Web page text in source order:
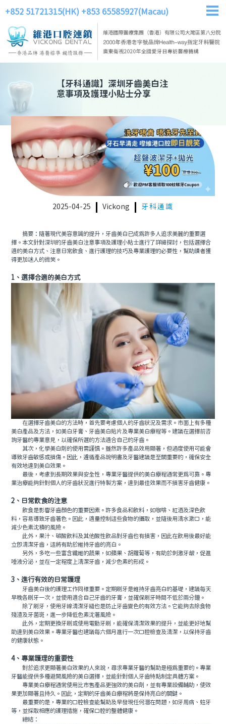
+852 51721315(HK) +853 65585927(Macau)
【牙科通識】 深圳牙齒美白注
意事項及護理小貼士分享
2025-04-25 Vickong 牙科通識
摘要：隨著現代美容意識的提升，牙齒美白已成為許多人追求美麗的重要選
擇。本文針對深圳的牙齒美白注意事項及護理小貼士進行了詳細探討，包括選擇合
適的美白方式、注意日常飲食、進行護理的技巧及專業護理的必要性，幫助讀者獲
得更加迷人的微笑。
1、選擇合適的美白方式
在選擇牙齒美白的方法時，首先要考慮個人的牙齒狀況及需求。市面上有多種
美白產品及方法，如美白牙膏、牙齒美白貼片及專業美白療程等。建議在選擇前咨
詢牙醫的專業意見，以確保所選的方法適合自己的牙齒。
其次，化學美白劑的使用需謹慎。雖然許多產品效用顯著，但過度使用可能會
導致牙齒敏感或損傷。因此，遵循產品說明書及牙醫建議是至關重要的，確保安全
有效地達到美白效果。
最後，考慮到長期效果與安全性，專業牙醫提供的美白療程通常更為可靠。專
業治療能夠針對個人的牙齒狀況進行特製方案，達到最佳效果而不損害牙齒健康。
2、日常飲食的注意
飲食是影響牙齒顏色的重要因素。許多食品和飲料，如咖啡、紅酒及深色飲
料，容易導致牙齒著色。因此，適量控制這些食物的攝取，並隨後用清水漱口，能
減少色素沈積的風險。
此外，果汁、碳酸飲料及其他酸性飲品對牙齒也有損害，因此在飲用後最好能
立即清潔牙齒，這將有助於維持牙齒的亮白。
另外，多吃一些富含纖維的蔬果，如蘋果、胡蘿蔔等，有助於刺激牙龈，促進
唾液分泌，並在一定程度上清潔牙齒，減少色素的形成。
3、進行有效的日常護理
牙齒美白後的護理工作同樣重要。定期刷牙是維持牙齒亮白的基礎，建議每天
早晚各刷牙一次，並使用適合自己牙齒的牙膏，並確保刷牙時間不低於兩分鐘。
除了刷牙，使用牙線清潔牙縫也是防止牙齒變色的有效方法。它能夠去除食物
殘渣及牙菌斑，進一步降低色素沈著風險。
此外，定期更換牙刷或使用電動牙刷，能確保清潔效果的提升，並能更好地幫
助達到美白效果。專業牙醫也建議每六個月進行一次口腔檢查及清潔，以保持牙齒
的健康狀態。
4、專業護理的重要性
對於追求更顯著美白效果的人來說，尋求專業牙醫的幫助是極為重要的。專業
牙醫能提供多種避開風險的美白選擇，並能針對個人牙齒特點制定具體方案。
專業美白療程通常使用比市售產品更強效的美白劑，並有專業設備輔助，使效
果更加顯著且持久。因此，定期的牙齒美白療程將是保持亮白的關鍵。
最重要的是，專業的口腔檢查能幫助及早發現任何潛在問題，如牙周病、蛀牙
等，並採取相應的護理措施，確保口腔的整體健康。
總結：